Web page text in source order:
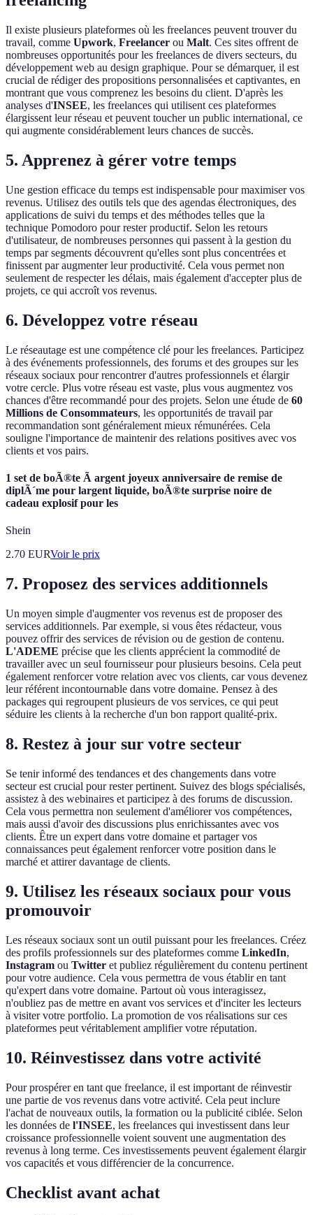
Il existe plusieurs plateformes où les freelances peuvent trouver du
travail, comme Upwork, Freelancer ou Malt. Ces sites offrent de
nombreuses opportunités pour les freelances de divers secteurs, du
développement web au design graphique. Pour se démarquer, il est
crucial de rédiger des propositions personnalisées et captivantes, en
montrant que vous comprenez les besoins du client. D'après les
analyses d'INSEE, les freelances qui utilisent ces plateformes
élargissent leur réseau et peuvent toucher un public international, ce
qui augmente considérablement leurs chances de succès.
5. Apprenez à gérer votre temps
Une gestion efficace du temps est indispensable pour maximiser vos
revenus. Utilisez des outils tels que des agendas électroniques, des
applications de suivi du temps et des méthodes telles que la
technique Pomodoro pour rester productif. Selon les retours
d'utilisateur, de nombreuses personnes qui passent à la gestion du
temps par segments découvrent qu'elles sont plus concentrées et
finissent par augmenter leur productivité. Cela vous permet non
seulement de respecter les délais, mais également d'accepter plus de
projets, ce qui accroît vos revenus.
6. Développez votre réseau
Le réseautage est une compétence clé pour les freelances. Participez
à des événements professionnels, des forums et des groupes sur les
réseaux sociaux pour rencontrer d'autres professionnels et élargir
votre cercle. Plus votre réseau est vaste, plus vous augmentez vos
chances d'être recommandé pour des projets. Selon une étude de 60
Millions de Consommateurs, les opportunités de travail par
recommandation sont généralement mieux rémunérées. Cela
souligne l'importance de maintenir des relations positives avec vos
clients et vos pairs.
1 set de boÃ®te Ã argent joyeux anniversaire de remise de
diplÃ´me pour largent liquide, boÃ®te surprise noire de
cadeau explosif pour les
Shein
2.70 EURVoir le prix
7. Proposez des services additionnels
Un moyen simple d'augmenter vos revenus est de proposer des
services additionnels. Par exemple, si vous êtes rédacteur, vous
pouvez offrir des services de révision ou de gestion de contenu.
L'ADEME précise que les clients apprécient la commodité de
travailler avec un seul fournisseur pour plusieurs besoins. Cela peut
également renforcer votre relation avec vos clients, car vous devenez
leur référent incontournable dans votre domaine. Pensez à des
packages qui regroupent plusieurs de vos services, ce qui peut
séduire les clients à la recherche d'un bon rapport qualité-prix.
8. Restez à jour sur votre secteur
Se tenir informé des tendances et des changements dans votre
secteur est crucial pour rester pertinent. Suivez des blogs spécialisés,
assistez à des webinaires et participez à des forums de discussion.
Cela vous permettra non seulement d'améliorer vos compétences,
mais aussi d'avoir des discussions plus enrichissantes avec vos
clients. Être un expert dans votre domaine et partager vos
connaissances peut également renforcer votre position dans le
marché et attirer davantage de clients.
9. Utilisez les réseaux sociaux pour vous
promouvoir
Les réseaux sociaux sont un outil puissant pour les freelances. Créez
des profils professionnels sur des plateformes comme LinkedIn,
Instagram ou Twitter et publiez régulièrement du contenu pertinent
pour votre audience. Cela vous permettra de vous établir en tant
qu'expert dans votre domaine. Partout où vous interagissez,
n'oubliez pas de mettre en avant vos services et d'inciter les lecteurs
à visiter votre portfolio. La promotion de vos réalisations sur ces
plateformes peut véritablement amplifier votre réputation.
10. Réinvestissez dans votre activité
Pour prospérer en tant que freelance, il est important de réinvestir
une partie de vos revenus dans votre activité. Cela peut inclure
l'achat de nouveaux outils, la formation ou la publicité ciblée. Selon
les données de l'INSEE, les freelances qui investissent dans leur
croissance professionnelle voient souvent une augmentation des
revenus à long terme. Ces investissements peuvent également élargir
vos capacités et vous différencier de la concurrence.
Checklist avant achat